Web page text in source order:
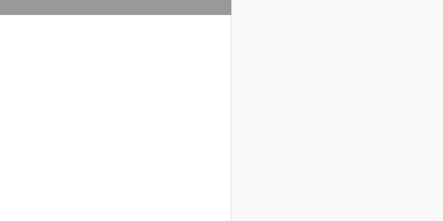
y son capaces de gestionar cambios y mejoras
a estar listos para trabajar y dirigir un departamento de cocina
gama gastronómica.
estará aun más preparado para desarrollar nuevos
y por supuesto dirigir la operación de una cocina de
de Alimentos y Bebidas genera una ventaja competitiva aun
solo podrán manejar y dirigir una cocina, sino podrán
de Alimentos y Bebidas en un hotel, club, crucero, etc. El
tener a cargo un gran grupo de trabajo y conocerá a
gastronómica.
además de la malla de Artes Liberales de la USFQ convierten al
planificar y sobre todo adaptarse a las condiciones
visión completa de su entorno y entiende su relación como
de nuestros estudiantes personas integrales que buscan
en constante cambio.
las bases
y en el servicio. Combinamos materias administrativas y
y en la Administración de Alimentos y Bebidas y en que
puntos de venta tales como el Restaurante Gourmet Marcus,